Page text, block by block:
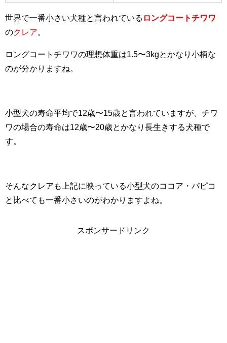
世界で一番小さい犬種と言われている ロングコートチワワ
のクレア
ロングコートチワワの理想体重は1.5〜3kgとかなり小柄な
のが分かりますね。
小型犬の寿命平均で12歳〜15歳と言われていますが、チワ
ワの場合の寿命は12歳〜20歳とかなり長生きする犬種で
す。
そんなクレアも上記に映っている小型犬のココア・パピコ
と比べても一番小さいのがわかりますよね。
スポンサードリンク